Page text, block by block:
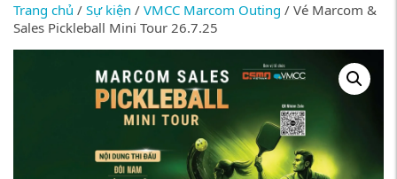
Trang chủ / Sự kiện / VMCC Marcom Outing / Vé Marcom &
Sales Pickleball Mini Tour 26.7.25